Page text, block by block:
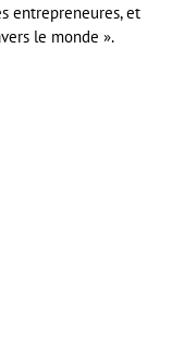
entrepreneures, et
le monde ».